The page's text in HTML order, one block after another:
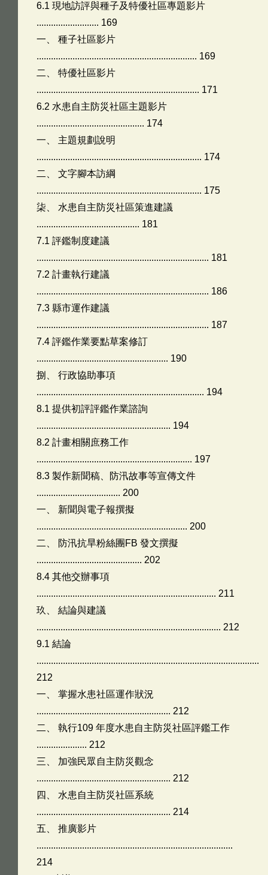
6.1 現地訪評與種子及特優社區專題影片
.......................... 169
一、 種子社區影片
................................................................... 169
二、 特優社區影片
.................................................................... 171
6.2 水患自主防災社區主題影片
............................................. 174
一、 主題規劃說明
..................................................................... 174
二、 文字腳本訪綱
..................................................................... 175
柒、 水患自主防災社區策進建議
........................................... 181
7.1 評鑑制度建議
........................................................................ 181
7.2 計畫執行建議
........................................................................ 186
7.3 縣市運作建議
........................................................................ 187
7.4 評鑑作業要點草案修訂
....................................................... 190
捌、 行政協助事項
...................................................................... 194
8.1 提供初評評鑑作業諮詢
........................................................ 194
8.2 計畫相關庶務工作
................................................................. 197
8.3 製作新聞稿、防汛故事等宣傳文件
................................... 200
一、 新聞與電子報撰擬
............................................................... 200
二、 防汛抗旱粉絲團FB 發文撰擬
............................................ 202
8.4 其他交辦事項
........................................................................... 211
玖、 結論與建議
............................................................................. 212
9.1 結論
.............................................................................................
212
一、 掌握水患社區運作狀況
........................................................ 212
二、 執行109 年度水患自主防災社區評鑑工作
..................... 212
三、 加強民眾自主防災觀念
........................................................ 212
四、 水患自主防災社區系統
........................................................ 214
五、 推廣影片
..................................................................................
214